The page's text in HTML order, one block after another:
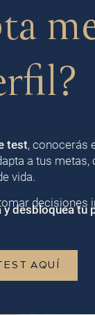
test, conocerás
a tus metas,
vida.
decisiones
y desbloquea tu
AQUÍ